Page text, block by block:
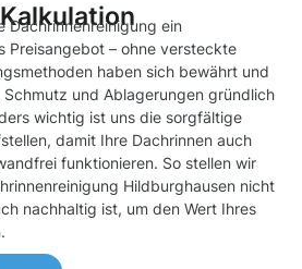
Dachrinnenreinigung ein
Preisangebot – ohne versteckte
haben sich bewährt und
und Ablagerungen gründlich
wichtig ist uns die sorgfältige
damit Ihre Dachrinnen auch
funktionieren. So stellen wir
Hildburghausen nicht
nachhaltig ist, um den Wert Ihres